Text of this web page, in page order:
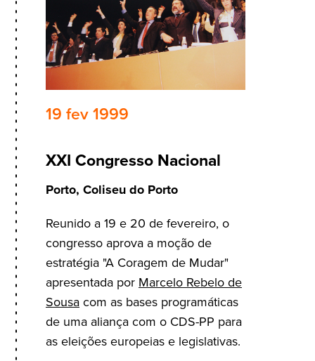
19 fev 1999
XXI Congresso Nacional
Porto, Coliseu do Porto
Reunido a 19 e 20 de fevereiro, o
congresso aprova a moção de
estratégia "A Coragem de Mudar"
apresentada por Marcelo Rebelo de
Sousa com as bases programáticas
de uma aliança com o CDS-PP para
as eleições europeias e legislativas.